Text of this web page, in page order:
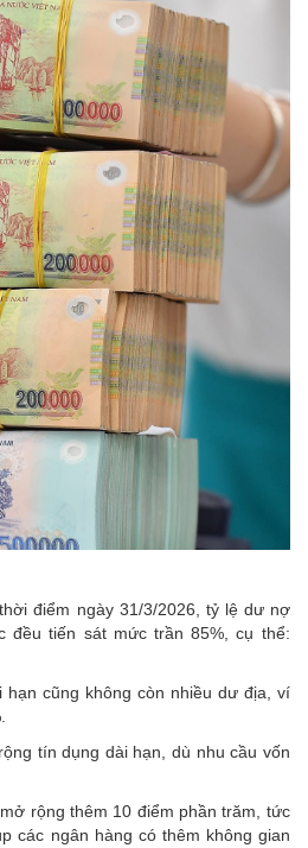
điểm ngày 31/3/2026, tỷ lệ dư nợ
đều tiến sát mức trần 85%, cụ thể:
cũng không còn nhiều dư địa, ví
tín dụng dài hạn, dù nhu cầu vốn
rộng thêm 10 điểm phần trăm, tức
các ngân hàng có thêm không gian